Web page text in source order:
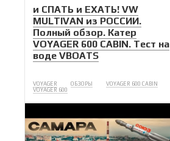
и СПАТЬ и ЕХАТЬ! VW
MULTIVAN из РОССИИ.
Полный обзор. Катер
VOYAGER 600 CABIN. Тест на
воде VBOATS
VOYAGER ОБЗОРЫ
VOYAGER 600 CABIN
VOYAGER 600